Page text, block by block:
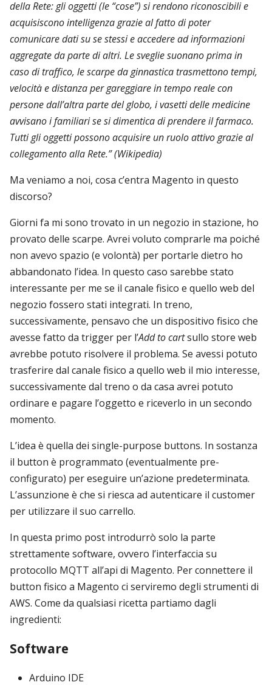
della Rete: gli oggetti (le “cose”) si rendono riconoscibili e
acquisiscono intelligenza grazie al fatto di poter
comunicare dati su se stessi e accedere ad informazioni
aggregate da parte di altri. Le sveglie suonano prima in
caso di traffico, le scarpe da ginnastica trasmettono tempi,
velocità e distanza per gareggiare in tempo reale con
persone dall’altra parte del globo, i vasetti delle medicine
avvisano i familiari se si dimentica di prendere il farmaco.
Tutti gli oggetti possono acquisire un ruolo attivo grazie al
collegamento alla Rete.” (Wikipedia)
Ma veniamo a noi, cosa c’entra Magento in questo
discorso?
Giorni fa mi sono trovato in un negozio in stazione, ho
provato delle scarpe. Avrei voluto comprarle ma poiché
non avevo spazio (e volontà) per portarle dietro ho
abbandonato l’idea. In questo caso sarebbe stato
interessante per me se il canale fisico e quello web del
negozio fossero stati integrati. In treno,
successivamente, pensavo che un dispositivo fisico che
avesse fatto da trigger per l’Add to cartsullo store web
avrebbe potuto risolvere il problema. Se avessi potuto
trasferire dal canale fisico a quello web il mio interesse,
successivamente dal treno o da casa avrei potuto
ordinare e pagare l’oggetto e riceverlo in un secondo
momento.
L’idea è quella dei single-purpose buttons. In sostanza
il button è programmato (eventualmente pre-
configurato) per eseguire un’azione predeterminata.
L’assunzione è che si riesca ad autenticare il customer
per utilizzare il suo carrello.
In questa primo post introdurrò solo la parte
strettamente software, ovvero l’interfaccia su
protocollo MQTT all’api di Magento. Per connettere il
button fisico a Magento ci serviremo degli strumenti di
AWS. Come da qualsiasi ricetta partiamo dagli
ingredienti:
Software
Arduino IDE